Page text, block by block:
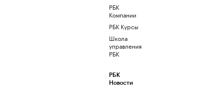
РБК
Компании
РБК Курсы
Школа
управления
РБК
РБК
Новости